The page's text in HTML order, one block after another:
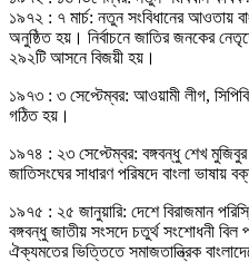
১৯৭২ : ৭ মার্চ: নতুন সংবিধানের আওতায়
অনুষ্ঠিত হয়। নির্বাচনে জাতির জনকের
২৯২টি আসনে বিজয়ী হয়।
১৯৭৩ : ৩ সেপ্টেম্বর: আওয়ামী লীগ,
গঠিত হয়।
১৯৭৪ : ২৩ সেপ্টেম্বর: বঙ্গবন্ধু শেখ মুজিবুর
জাতিসংঘের সাধারণ পরিষদে বাংলা ভাষায়
১৯৭৫ : ২৫ জানুয়ারি: দেশে বিরাজমান
বঙ্গবন্ধু জাতীয় সংসদে চতুর্থ সংশোধনী
ঐক্যমতের ভিত্তিতে সমাজতান্ত্রিক